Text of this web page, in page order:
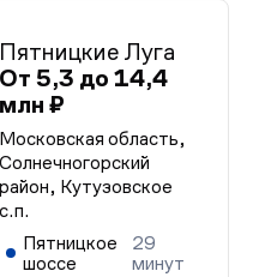
Пятницкие Луга
От 5,3 до 14,4
млн ₽
Московская область,
Солнечногорский
район, Кутузовское
с.п.
Пятницкое
шоссе
29
минут